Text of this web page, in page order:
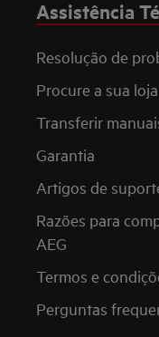
Assistência
Resolução de
Procure a sua loja
Transferir
Garantia
Artigos de
Razões para
AEG
Termos e
Perguntas